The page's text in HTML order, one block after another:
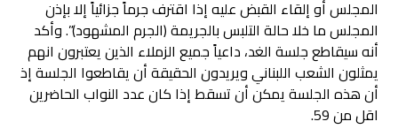
المجلس أو إلقاء القبض عليه إذا اقترف جرماً جزائياً إلا بإذن
المجلس ما خلا حالة التلبس بالجريمة (الجرم المشهود)”. وأكد
أنه سيقاطع جلسة الغد، داعياً جميع الزملاء الذين يعتبرون انهم
يمثلون الشعب اللبناني ويريدون الحقيقة أن يقاطعوا الجلسة إذ
أن هذه الجلسة يمكن أن تسقط إذا كان عدد النواب الحاضرين
اقل من 59.